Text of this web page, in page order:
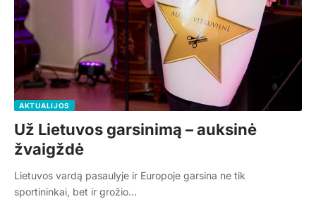
AKTUALIJOS
Už Lietuvos garsinimą – auksinė
žvaigždė
Lietuvos vardą pasaulyje ir Europoje garsina ne tik
sportininkai, bet ir grožio…